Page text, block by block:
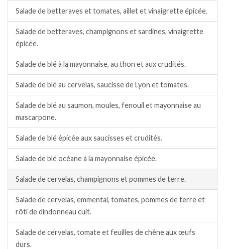
Salade de betteraves et tomates, aillet et vinaigrette épicée.
Salade de betteraves, champignons et sardines, vinaigrette
épicée.
Salade de blé à la mayonnaise, au thon et aux crudités.
Salade de blé au cervelas, saucisse de Lyon et tomates.
Salade de blé au saumon, moules, fenouil et mayonnaise au
mascarpone.
Salade de blé épicée aux saucisses et crudités.
Salade de blé océane à la mayonnaise épicée.
Salade de cervelas, champignons et pommes de terre.
Salade de cervelas, emmental, tomates, pommes de terre et
rôti de dindonneau cuit.
Salade de cervelas, tomate et feuilles de chêne aux œufs
durs.